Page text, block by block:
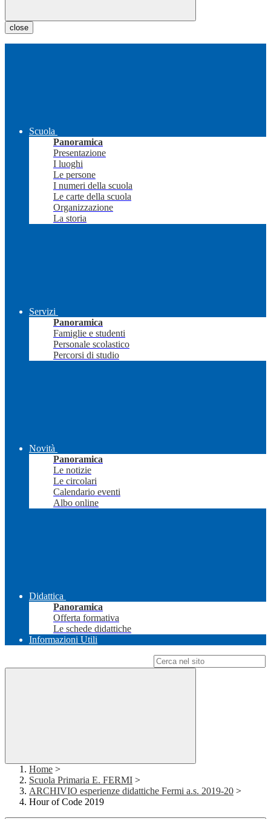
close
Scuola
Panoramica
Presentazione
I luoghi
Le persone
I numeri della scuola
Le carte della scuola
Organizzazione
La storia
Servizi
Panoramica
Famiglie e studenti
Personale scolastico
Percorsi di studio
Novità
Panoramica
Le notizie
Le circolari
Calendario eventi
Albo online
Didattica
Panoramica
Offerta formativa
Le schede didattiche
Informazioni Utili
Home >
Scuola Primaria E. FERMI >
ARCHIVIO esperienze didattiche Fermi a.s. 2019-20 >
Hour of Code 2019